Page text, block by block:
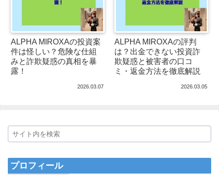
ALPHA MIROXAの投資案
件は怪しい？危険な仕組
みと詐欺疑惑の真相を暴
露！
2026.03.07
ALPHA MIROXAの評判
は？出金できない投資詐
欺疑惑と被害者の口コ
ミ・返金方法を徹底解説
2026.03.05
プロフィール